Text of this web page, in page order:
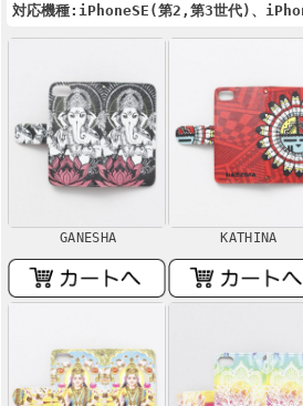
対応機種:iPhoneSE(第2,第3世代)、
GANESHA KATHINA